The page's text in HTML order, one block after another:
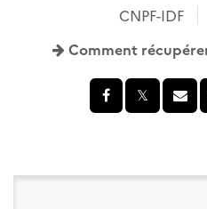
CNPF-IDF
Comment